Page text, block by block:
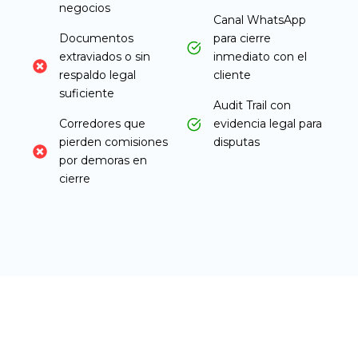
negocios
Documentos
extraviados o sin
respaldo legal
suficiente
Corredores que
pierden comisiones
por demoras en
cierre
Canal WhatsApp
para cierre
inmediato con el
cliente
Audit Trail con
evidencia legal para
disputas